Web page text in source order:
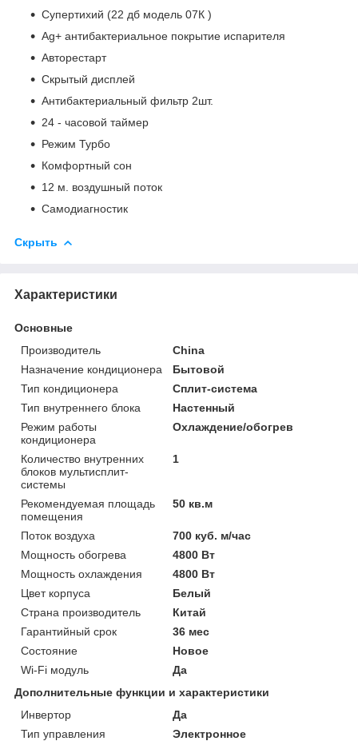
Супертихий (22 дб модель 07К )
Ag+ антибактериальное покрытие испарителя
Авторестарт
Скрытый дисплей
Антибактериальный фильтр 2шт.
24 - часовой таймер
Режим Турбо
Комфортный сон
12 м. воздушный поток
Самодиагностик
Скрыть
Характеристики
Основные
Производитель
China
Назначение кондиционера
Бытовой
Тип кондиционера
Сплит-система
Тип внутреннего блока
Настенный
Режим работы
кондиционера
Охлаждение/обогрев
Количество внутренних
блоков мультисплит-
системы
1
Рекомендуемая площадь
помещения
50 кв.м
Поток воздуха
700 куб. м/час
Мощность обогрева
4800 Вт
Мощность охлаждения
4800 Вт
Цвет корпуса
Белый
Страна производитель
Китай
Гарантийный срок
36 мес
Состояние
Новое
Wi-Fi модуль
Да
Дополнительные функции и характеристики
Инвертор
Да
Тип управления
Электронное